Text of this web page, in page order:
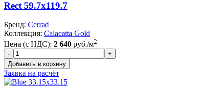
Rect 59.7x119.7
Бренд: Cerrad
Коллекция: Calacatta Gold
Цена (с НДС): 2 640 руб./м2
Заявка на расчёт